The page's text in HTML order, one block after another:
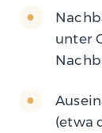
unter
(etwa